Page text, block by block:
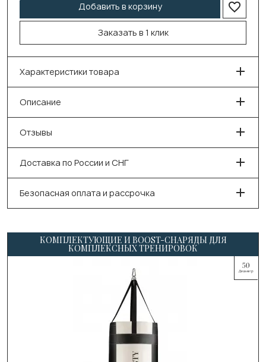
Добавить в корзину
Заказать в 1 клик
Характеристики товара
Описание
Отзывы
Доставка по России и СНГ
Безопасная оплата и рассрочка
КОМПЛЕКТУЮЩИЕ И BOOST-СНАРЯДЫ ДЛЯ
КОМПЛЕКСНЫХ ТРЕНИРОВОК